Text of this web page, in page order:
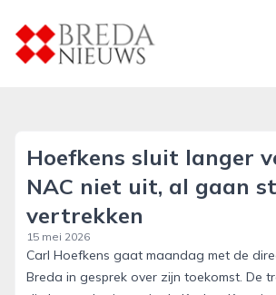
breda-nieuws.nl
Hoefkens sluit langer
NAC niet uit, al gaan
vertrekken
15 mei 2026
Carl Hoefkens gaat maandag met de
Breda in gesprek over zijn toekomst. De